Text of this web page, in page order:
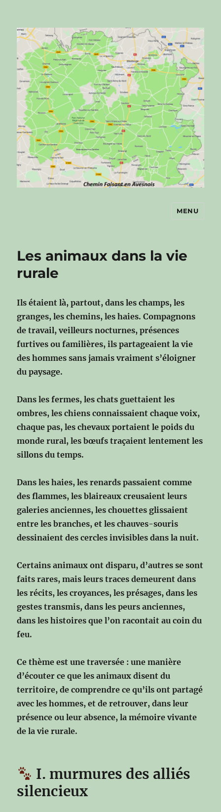
Chemin faisant en Avesnois
MENU
Les animaux dans la vie
rurale
Ils étaient là, partout, dans les champs, les
granges, les chemins, les haies. Compagnons
de travail, veilleurs nocturnes, présences
furtives ou familières, ils partageaient la vie
des hommes sans jamais vraiment s’éloigner
du paysage.
Dans les fermes, les chats guettaient les
ombres, les chiens connaissaient chaque voix,
chaque pas, les chevaux portaient le poids du
monde rural, les bœufs traçaient lentement les
sillons du temps.
Dans les haies, les renards passaient comme
des flammes, les blaireaux creusaient leurs
galeries anciennes, les chouettes glissaient
entre les branches, et les chauves-souris
dessinaient des cercles invisibles dans la nuit.
Certains animaux ont disparu, d’autres se sont
faits rares, mais leurs traces demeurent dans
les récits, les croyances, les présages, dans les
gestes transmis, dans les peurs anciennes,
dans les histoires que l’on racontait au coin du
feu.
Ce thème est une traversée : une manière
d’écouter ce que les animaux disent du
territoire, de comprendre ce qu’ils ont partagé
avec les hommes, et de retrouver, dans leur
présence ou leur absence, la mémoire vivante
de la vie rurale.
I. murmures des alliés
silencieux